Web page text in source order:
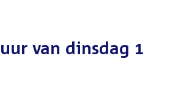
van dinsdag 1